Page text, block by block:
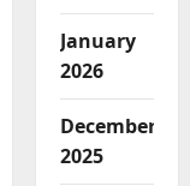
January
2026
December
2025